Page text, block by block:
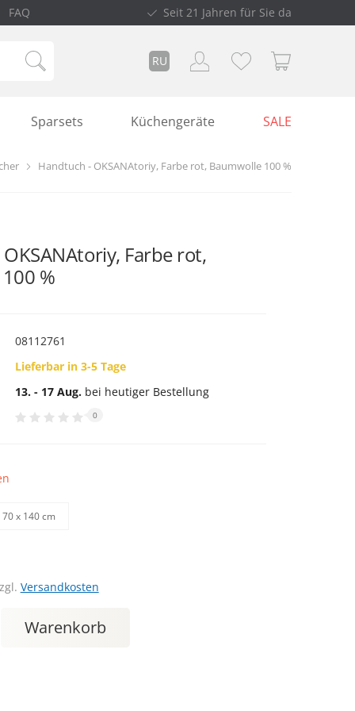
FAQ Seit 21 Jahren für Sie da
RU
Sparsets Küchengeräte SALE
Handtuch - OKSANAtoriy, Farbe rot, Baumwolle 100 %
Farbe rot,
%
08112761
Lieferbar in 3-5 Tage
13. - 17 Aug. bei heutiger Bestellung
0
70 х 140 cm
Versandkosten
Warenkorb